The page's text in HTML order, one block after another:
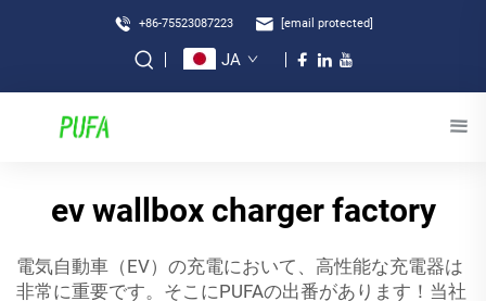
+86-75523087223 [email protected]
JA
ev wallbox charger factory
電気自動車（EV）の充電において、高性能な充電器は
非常に重要です。そこにPUFAの出番があります！当社